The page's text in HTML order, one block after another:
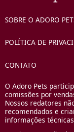
SOBRE O ADORO
POLÍTICA DE
CONTATO
O Adoro Pets
comissões por
Nossos redatores
recomendados e
informações